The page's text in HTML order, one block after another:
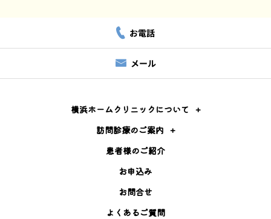
お電話
メール
横浜ホームクリニックについて
訪問診療のご案内
患者様のご紹介
お申込み
お問合せ
よくあるご質問